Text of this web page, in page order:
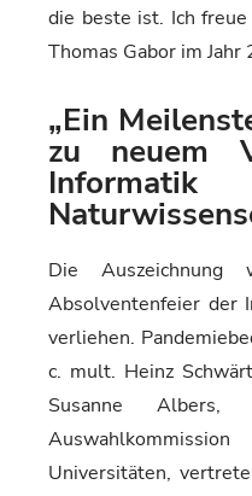
die beste ist. Ich
Thomas Gabor im
„Ein
zu neuem
Die
Absolventenfeier der
verliehen.
c. mult. Heinz
Susanne Albers,
Universitäten,